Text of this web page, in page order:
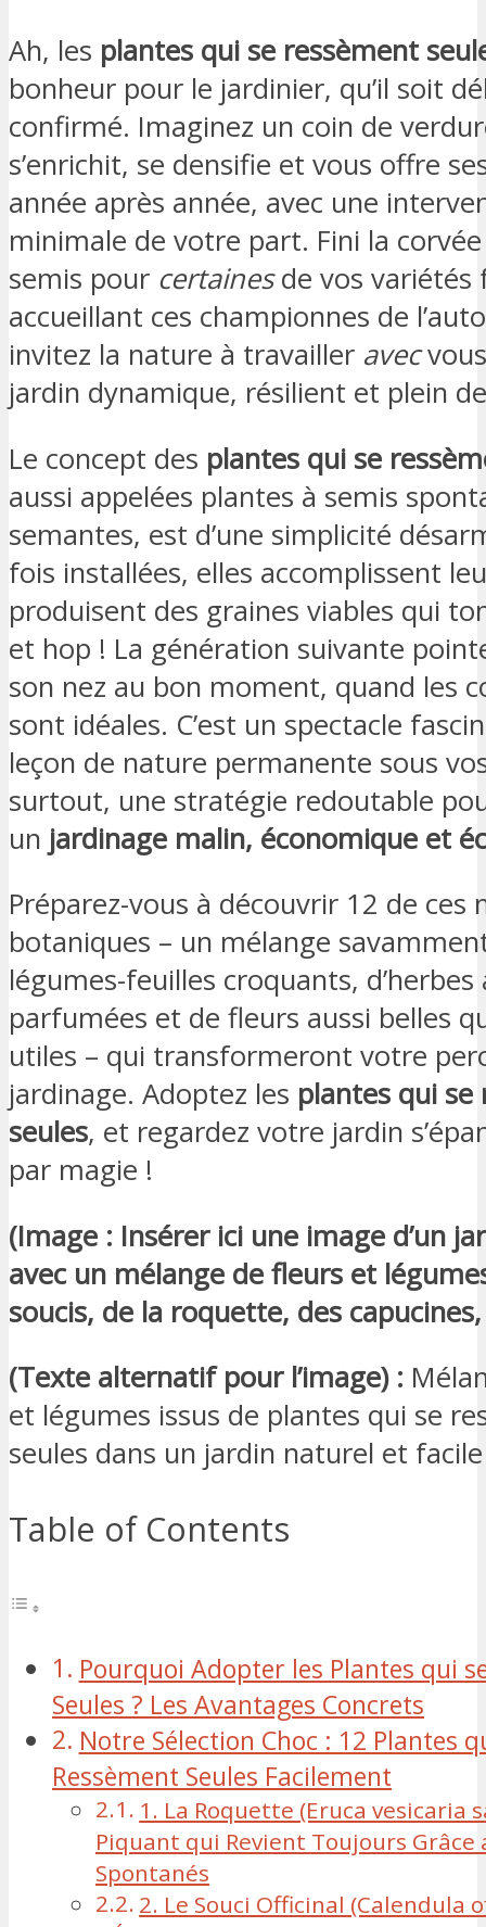
Ah, les plantes qui se ressèment
bonheur pour le jardinier, qu’il soit
confirmé. Imaginez un coin de
s’enrichit, se densifie et vous offre
année après année, avec une
minimale de votre part. Fini la
semis pour certainesde vos variétés
accueillant ces championnes de
invitez la nature à travailler avec
jardin dynamique, résilient et plein
Le concept des plantes qui se
aussi appelées plantes à semis
semantes, est d’une simplicité
fois installées, elles accomplissent
produisent des graines viables qui
et hop ! La génération suivante
son nez au bon moment, quand les
sont idéales. C’est un spectacle
leçon de nature permanente sous
surtout, une stratégie redoutable
un jardinage malin, économique et
Préparez-vous à découvrir 12 de ces
botaniques – un mélange
légumes-feuilles croquants,
parfumées et de fleurs aussi belles
utiles – qui transformeront votre
jardinage. Adoptez les plantes qui se
seules, et regardez votre jardin
par magie !
(Image : Insérer ici une image d’un
avec un mélange de fleurs et
soucis, de la roquette, des
(Texte alternatif pour l’image) :
et légumes issus de plantes qui se
seules dans un jardin naturel et
Table of Contents
Pourquoi Adopter les Plantes qui
Seules ? Les Avantages Concrets
Notre Sélection Choc : 12 Plantes
Ressèment Seules Facilement
1. La Roquette (Eruca vesicaria
Piquant qui Revient Toujours Grâce
Spontanés
2. Le Souci Officinal (Calendula